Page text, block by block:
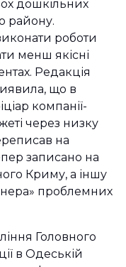
дошкільних
району.
роботи
менш якісні
Редакція
що в
компанії-
через низку
на
записано на
Криму, а іншу
проблемних
Головного
в Одеській